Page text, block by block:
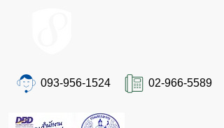
093-956-1524 02-966-5589